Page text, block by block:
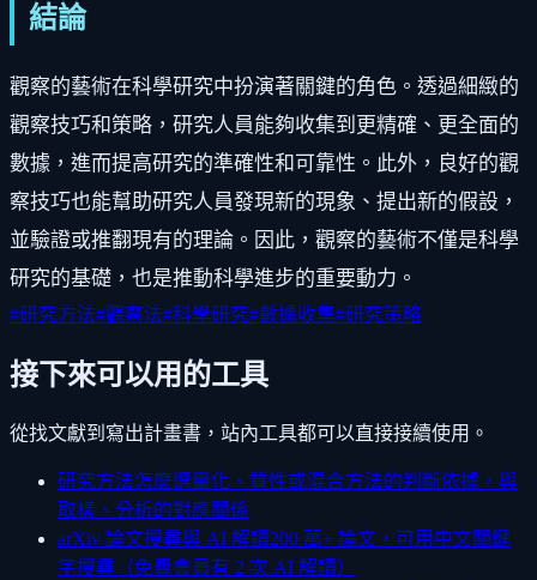
結論
觀察的藝術在科學研究中扮演著關鍵的角色。透過細緻的
觀察技巧和策略，研究人員能夠收集到更精確、更全面的
數據，進而提高研究的準確性和可靠性。此外，良好的觀
察技巧也能幫助研究人員發現新的現象、提出新的假設，
並驗證或推翻現有的理論。因此，觀察的藝術不僅是科學
研究的基礎，也是推動科學進步的重要動力。
#研究方法#觀察法#科學研究#數據收集#研究策略
接下來可以用的工具
從找文獻到寫出計畫書，站內工具都可以直接接續使用。
研究方法怎麼選量化、質性或混合方法的判斷依據，與
取樣、分析的對應關係
arXiv 論文搜尋與 AI 解讀200 萬+ 論文，可用中文關鍵
字搜尋（免費會員有 2 次 AI 解讀）